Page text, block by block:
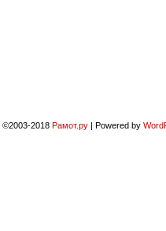
©2003-2018 Рамот.ру | Powered by